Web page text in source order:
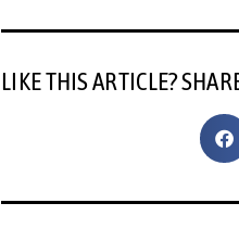
LIKE THIS ARTICLE?